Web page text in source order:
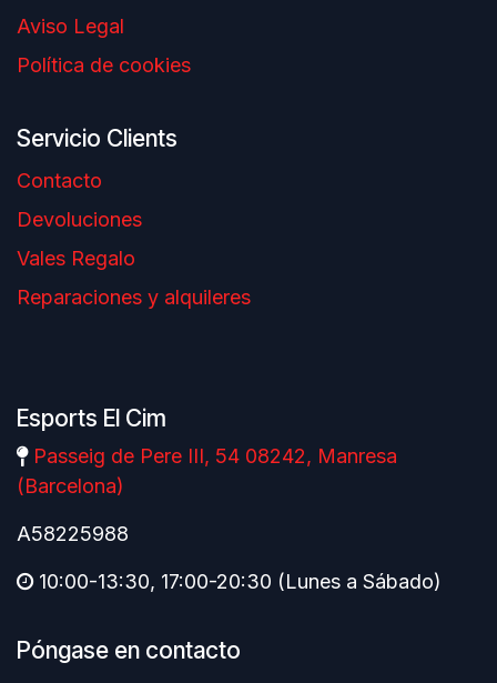
Aviso Legal
Política de cookies
Servicio Clients
Contacto
Devoluciones
Vales Regalo
Reparaciones y alquileres
Esports El Cim
Passeig de Pere III, 54 08242, Manresa
(Barcelona)
A58225988
10:00-13:30, 17:00-20:30 (Lunes a Sábado)
Póngase en contacto